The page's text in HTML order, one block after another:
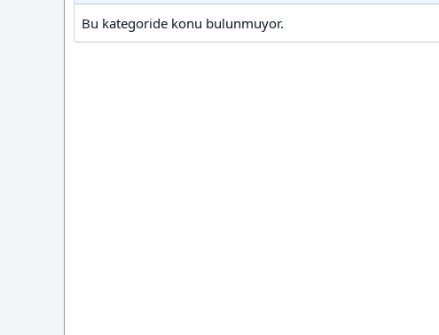
Bu kategoride konu bulunmuyor.